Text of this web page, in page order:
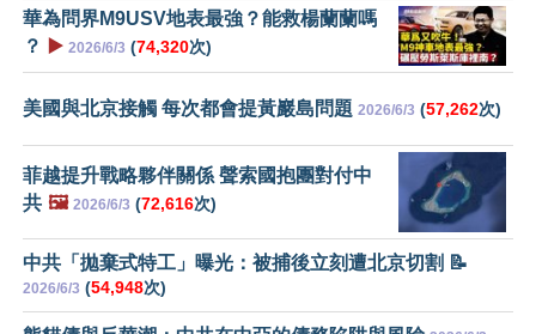
華為問界M9USV地表最強？能救楊蘭蘭嗎
？
▶️ 2026/6/3 (74,320次)
美國與北京接觸 每次都會提黃巖島問題 2026/6/3 (57,262次)
菲越提升戰略夥伴關係 聲索國抱團對付中
共 🖼️ 2026/6/3 (72,616次)
中共「拋棄式特工」曝光：被捕後立刻遭北京切割 📝
2026/6/3 (54,948次)